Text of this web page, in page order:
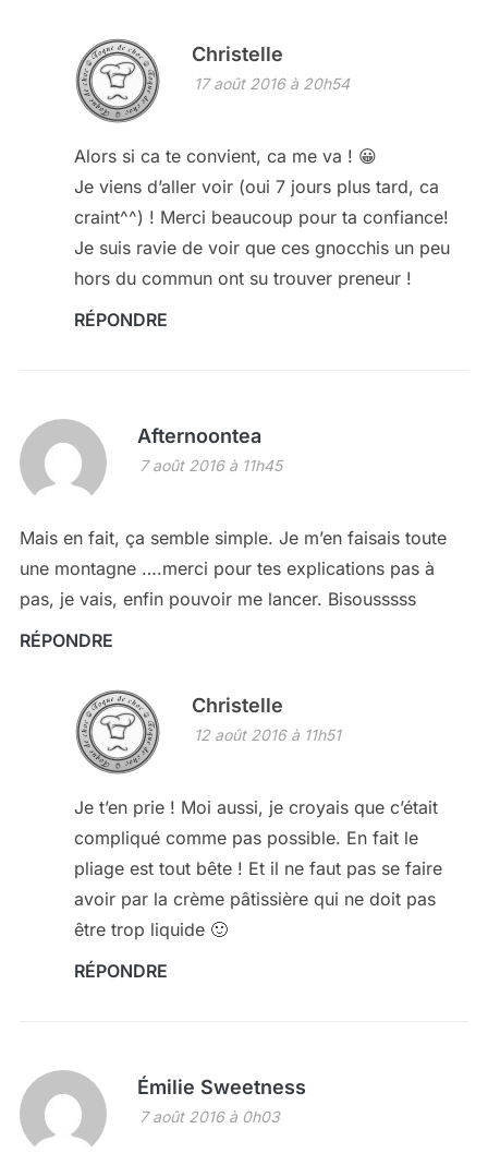
Christelle
17 août 2016 à 20h54
Alors si ca te convient, ca me va ! 😀
Je viens d’aller voir (oui 7 jours plus tard, ca
craint^^) ! Merci beaucoup pour ta confiance!
Je suis ravie de voir que ces gnocchis un peu
hors du commun ont su trouver preneur !
RÉPONDRE
Afternoontea
7 août 2016 à 11h45
Mais en fait, ça semble simple. Je m’en faisais toute
une montagne ….merci pour tes explications pas à
pas, je vais, enfin pouvoir me lancer. Bisousssss
RÉPONDRE
Christelle
12 août 2016 à 11h51
Je t’en prie ! Moi aussi, je croyais que c’était
compliqué comme pas possible. En fait le
pliage est tout bête ! Et il ne faut pas se faire
avoir par la crème pâtissière qui ne doit pas
être trop liquide 🙂
RÉPONDRE
Émilie Sweetness
7 août 2016 à 0h03